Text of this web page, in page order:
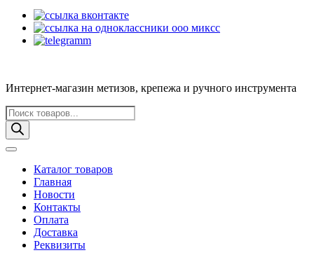
Интернет-магазин метизов, крепежа и ручного инструмента
Поиск
товаров
Каталог товаров
Главная
Новости
Контакты
Оплата
Доставка
Реквизиты